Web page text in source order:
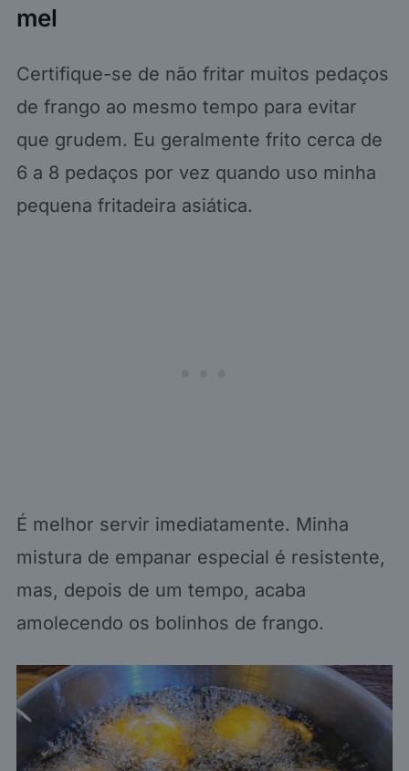
mel
Certifique-se de não fritar muitos pedaços
de frango ao mesmo tempo para evitar
que grudem. Eu geralmente frito cerca de
6 a 8 pedaços por vez quando uso minha
pequena fritadeira asiática.
É melhor servir imediatamente. Minha
mistura de empanar especial é resistente,
mas, depois de um tempo, acaba
amolecendo os bolinhos de frango.